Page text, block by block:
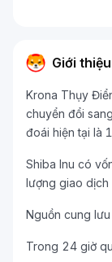
Giới
Krona Thụy
chuyển đổi
đoái hiện tại là
Shiba Inu có
lượng giao dịch
Nguồn cung
Trong 24 giờ